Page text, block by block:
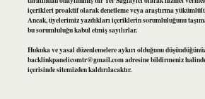
içerikleri proaktif olarak denetleme veya araştırma
Ancak, üyelerimiz yazdıkları içeriklerin sorumluluğunu
bu sorumluluğu kabul etmiş sayılırlar.
Hukuka ve yasal düzenlemelere aykırı olduğunu
backlinkpanelicomtr@gmail.comadresine bildirmeniz
içerisinde sitemizden kaldırılacaktır.